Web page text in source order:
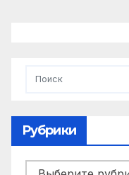
Рубрики
Рубрики